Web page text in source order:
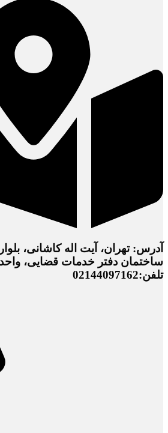
آدرس: تهران، آیت اله کاشانی،
تلفن:02144097162